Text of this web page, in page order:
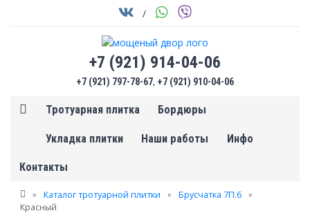
/
+7 (921) 914-04-06
+7 (921) 797-78-67, +7 (921) 910-04-06
Тротуарная плитка Бордюры
Укладка плитки Наши работы Инфо
Контакты
» Каталог тротуарной плитки » Брусчатка 7П.6 »
Красный